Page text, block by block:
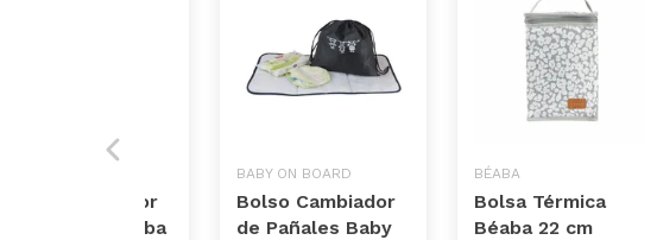
Cambiador
Pañales Béaba
BABY ON BOARD
Bolso Cambiador
de Pañales Baby
BÉABA
Bolsa Térmica
Béaba 22 cm